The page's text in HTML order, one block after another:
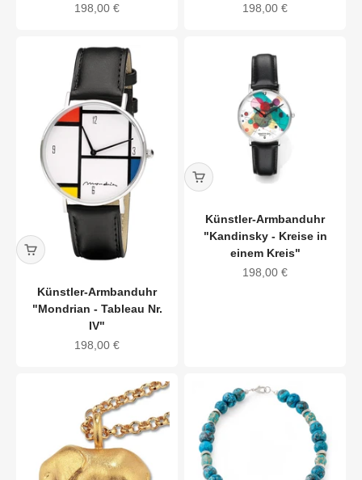
Angebot
198,00 € Angebot
198,00 €
Künstler-Armbanduhr
"Mondrian - Tableau Nr.
IV"
Angebot
198,00 €
Künstler-Armbanduhr
"Kandinsky - Kreise in
einem Kreis"
Angebot
198,00 €